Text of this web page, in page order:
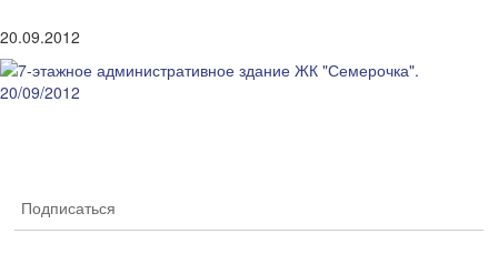
20.09.2012
Подписаться